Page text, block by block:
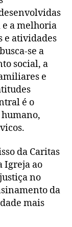
e a melhoria
e atividades
se a
social, a
e
é o
da Caritas
Igreja ao
no
da
mais